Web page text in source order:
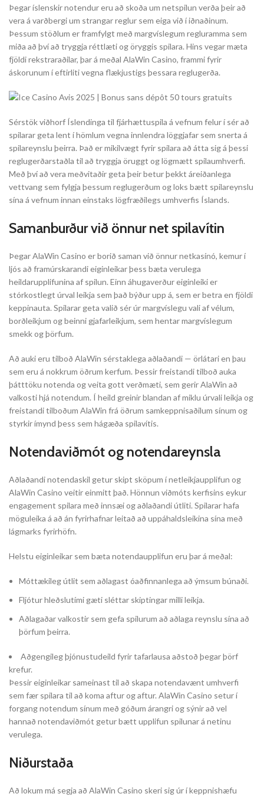
Þegar íslenskir notendur eru að skoða um netspilun verða þeir að
vera á varðbergi um strangar reglur sem eiga við í iðnaðinum.
Þessum stöðlum er framfylgt með margvíslegum regluramma sem
miða að því að tryggja réttlæti og öryggis spilara. Hins vegar mæta
fjöldi rekstraraðilar, þar á meðal AlaWin Casino, frammi fyrir
áskorunum í eftirliti vegna flækjustigs þessara reglugerða.
Sérstök viðhorf Íslendinga til fjárhættuspila á vefnum felur í sér að
spilarar geta lent í hömlum vegna innlendra löggjafar sem snerta á
spilareynslu þeirra. Það er mikilvægt fyrir spilara að átta sig á þessi
reglugerðarstaðla til að tryggja öruggt og lögmætt spilaumhverfi.
Með því að vera meðvitaðir geta þeir betur þekkt áreiðanlega
vettvang sem fylgja þessum reglugerðum og loks bætt spilareynslu
sína á vefnum innan einstaks lögfræðilegs umhverfis Íslands.
Samanburður við önnur net spilavítin
Þegar AlaWin Casino er borið saman við önnur netkasínó, kemur í
ljós að framúrskarandi eiginleikar þess bæta verulega
heildarupplifunina af spilun. Einn áhugaverður eiginleiki er
stórkostlegt úrval leikja sem það býður upp á, sem er betra en fjöldi
keppinauta. Spilarar geta valið sér úr margvíslegu vali af vélum,
borðleikjum og beinni gjafarleikjum, sem hentar margvíslegum
smekk og þörfum.
Að auki eru tilboð AlaWin sérstaklega aðlaðandi — örlátari en þau
sem eru á nokkrum öðrum kerfum. Þessir freistandi tilboð auka
þátttöku notenda og veita gott verðmæti, sem gerir AlaWin að
valkosti hjá notendum. Í heild greinir blandan af miklu úrvali leikja og
freistandi tilboðum AlaWin frá öðrum samkeppnisaðilum sínum og
styrkir ímynd þess sem hágæða spilavítis.
Notendaviðmót og notendareynsla
Aðlaðandi notendaskil getur skipt sköpum í netleikjaupplifun og
AlaWin Casino veitir einmitt það. Hönnun viðmóts kerfisins eykur
engagement spilara með innsæi og aðlaðandi útliti. Spilarar hafa
möguleika á að án fyrirhafnar leitað að uppáhaldsleikina sína með
lágmarks fyrirhöfn.
Helstu eiginleikar sem bæta notendaupplifun eru þar á meðal:
Móttækileg útlit sem aðlagast óaðfinnanlega að ýmsum búnaði.
Fljótur hleðslutími gæti sléttar skiptingar milli leikja.
Aðlagaðar valkostir sem gefa spilurum að aðlaga reynslu sína að
þörfum þeirra.
Aðgengileg þjónustudeild fyrir tafarlausa aðstoð þegar þörf
krefur.
Þessir eiginleikar sameinast til að skapa notendavænt umhverfi
sem fær spilara til að koma aftur og aftur. AlaWin Casino setur í
forgang notendum sínum með góðum árangri og sýnir að vel
hannað notendaviðmót getur bætt upplifun spilunar á netinu
verulega.
Niðurstaða
Að lokum má segja að AlaWin Casino skeri sig úr í keppnishæfu